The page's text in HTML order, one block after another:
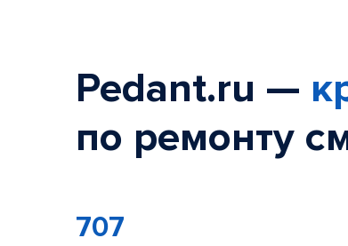
Pedant.ru —
по ремонту
707